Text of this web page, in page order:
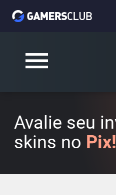
Avalie seu
skins no Pix!